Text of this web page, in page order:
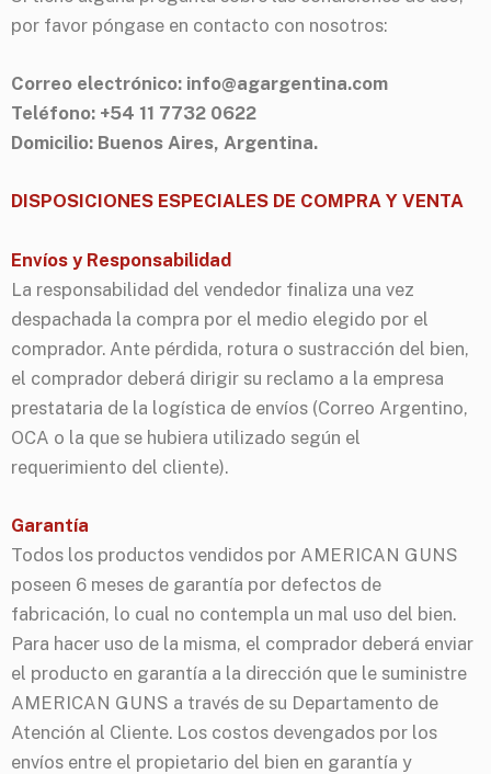
por favor póngase en contacto con nosotros:
Correo electrónico: info@agargentina.com
Teléfono: +54 11 7732 0622
Domicilio: Buenos Aires, Argentina.
DISPOSICIONES ESPECIALES DE COMPRA Y VENTA
Envíos y Responsabilidad
La responsabilidad del vendedor finaliza una vez
despachada la compra por el medio elegido por el
comprador. Ante pérdida, rotura o sustracción del bien,
el comprador deberá dirigir su reclamo a la empresa
prestataria de la logística de envíos (Correo Argentino,
OCA o la que se hubiera utilizado según el
requerimiento del cliente).
Garantía
Todos los productos vendidos por AMERICAN GUNS
poseen 6 meses de garantía por defectos de
fabricación, lo cual no contempla un mal uso del bien.
Para hacer uso de la misma, el comprador deberá enviar
el producto en garantía a la dirección que le suministre
AMERICAN GUNS a través de su Departamento de
Atención al Cliente. Los costos devengados por los
envíos entre el propietario del bien en garantía y